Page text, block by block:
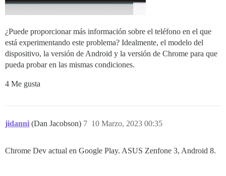
¿Puede proporcionar más información sobre el teléfono en el que
está experimentando este problema? Idealmente, el modelo del
dispositivo, la versión de Android y la versión de Chrome para que
pueda probar en las mismas condiciones.
4 Me gusta
jidanni (Dan Jacobson) 10 Marzo, 2023 00:35
7
Chrome Dev actual en Google Play. ASUS Zenfone 3, Android 8.